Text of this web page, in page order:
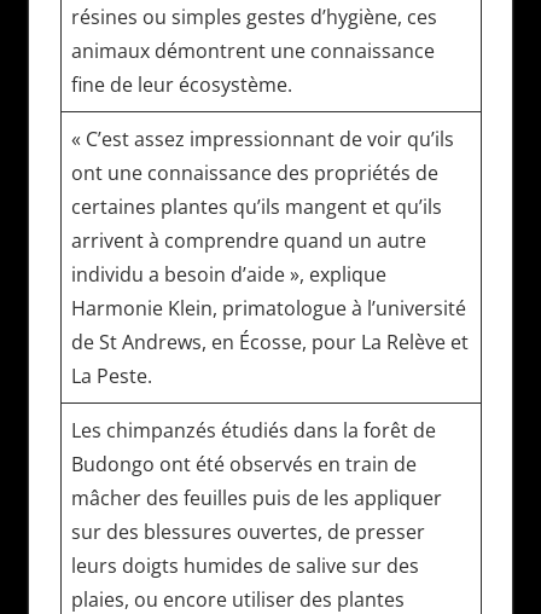
résines ou simples gestes d’hygiène, ces
animaux démontrent une connaissance
fine de leur écosystème.
« C’est assez impressionnant de voir qu’ils
ont une connaissance des propriétés de
certaines plantes qu’ils mangent et qu’ils
arrivent à comprendre quand un autre
individu a besoin d’aide », explique
Harmonie Klein, primatologue à l’université
de St Andrews, en Écosse, pour La Relève et
La Peste.
Les chimpanzés étudiés dans la forêt de
Budongo ont été observés en train de
mâcher des feuilles puis de les appliquer
sur des blessures ouvertes, de presser
leurs doigts humides de salive sur des
plaies, ou encore utiliser des plantes